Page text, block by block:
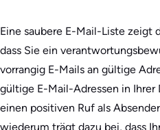
Eine saubere E-Mail-Liste zeigt
dass Sie ein
vorrangig E-Mails an gültige
gültige E-Mail-Adressen in Ihrer
einen positiven Ruf als
wiederum trägt dazu bei, dass